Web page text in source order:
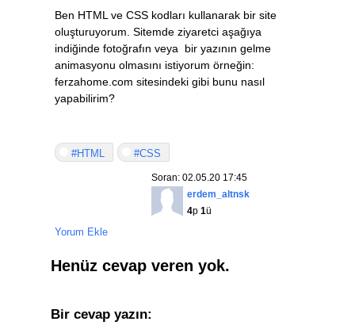
Ben HTML ve CSS kodları kullanarak bir site
oluşturuyorum. Sitemde ziyaretci aşağıya
indiğinde fotoğrafın veya bir yazının gelme
animasyonu olmasını istiyorum örneğin:
ferzahome.com sitesindeki gibi bunu nasıl
yapabilirim?
#HTML #CSS
Soran: 02.05.20 17:45
erdem_altnsk
4p 1ü
Yorum Ekle
Henüz cevap veren yok.
Bir cevap yazın: